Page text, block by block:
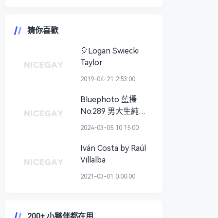
猜你喜歡
🎈Logan Swiecki
Taylor
2019-04-21 2:53:00
Bluephoto 藍攝
No.289 男大生純欲
願望 小樂
2024-03-05 10:15:00
Iván Costa by Raúl
Villalba
2021-03-01 0:00:00